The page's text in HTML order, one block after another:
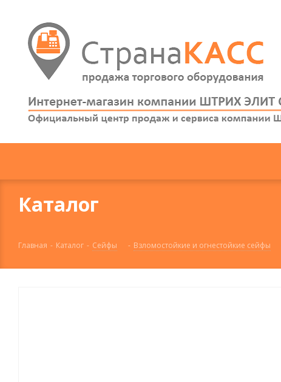
Каталог
Главная - Каталог - Сейфы - Взломостойкие и огнестойкие сейфы